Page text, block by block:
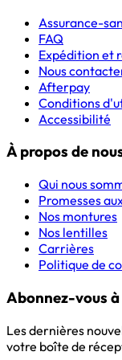
Assurance-
FAQ
Expédition et
Nous
Afterpay
Conditions
Accessibilité
À propos de
Qui nous
Promesses
Nos montures
Nos lentilles
Carrières
Politique de
Abonnez-vous
Les dernières
votre boîte de